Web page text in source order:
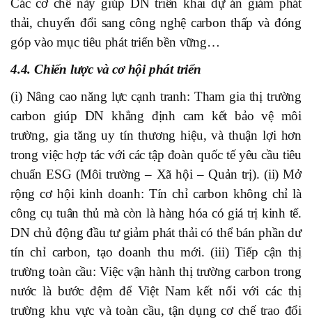
Các cơ chế này giúp DN triển khai dự án giảm phát
thải, chuyển đổi sang công nghệ carbon thấp và đóng
góp vào mục tiêu phát triển bền vững…
4.4. Chiến lược và cơ hội phát triển
(i) Nâng cao năng lực cạnh tranh: Tham gia thị trường
carbon giúp DN khẳng định cam kết bảo vệ môi
trường, gia tăng uy tín thương hiệu, và thuận lợi hơn
trong việc hợp tác với các tập đoàn quốc tế yêu cầu tiêu
chuẩn ESG (Môi trường – Xã hội – Quản trị). (ii) Mở
rộng cơ hội kinh doanh: Tín chỉ carbon không chỉ là
công cụ tuân thủ mà còn là hàng hóa có giá trị kinh tế.
DN chủ động đầu tư giảm phát thải có thể bán phần dư
tín chỉ carbon, tạo doanh thu mới. (iii) Tiếp cận thị
trường toàn cầu:Việc vận hành thị trường carbon trong
nước là bước đệm để Việt Nam kết nối với các thị
trường khu vực và toàn cầu, tận dụng cơ chế trao đổi